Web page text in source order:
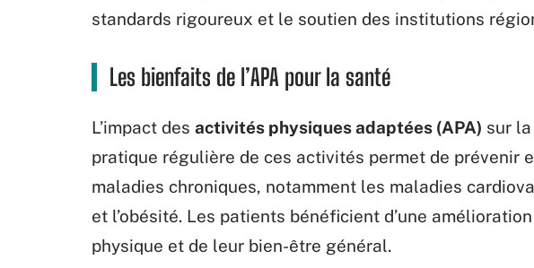
standards rigoureux et le soutien des institutions
Les bienfaits de l’APA pour la santé
L’impact des activités physiques adaptées (APA) sur
pratique régulière de ces activités permet de prévenir
maladies chroniques, notamment les maladies
et l’obésité. Les patients bénéficient d’une
physique et de leur bien-être général.